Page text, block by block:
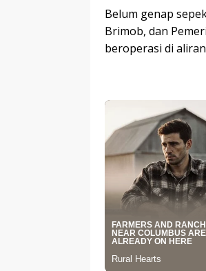
Belum genap
Brimob, dan
beroperasi di